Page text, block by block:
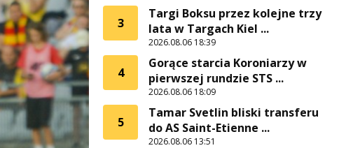
3
Targi Boksu przez kolejne trzy
lata w Targach Kiel ...
2026.08.06 18:39
4
Gorące starcia Koroniarzy w
pierwszej rundzie STS ...
2026.08.06 18:09
5
Tamar Svetlin bliski transferu
do AS Saint-Etienne ...
2026.08.06 13:51